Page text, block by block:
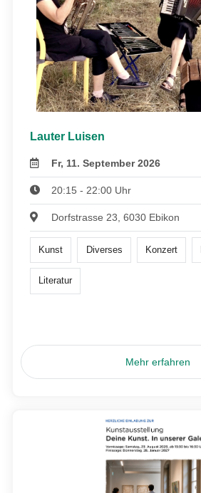
Lauter Luisen
Fr, 11. September 2026
20:15 - 22:00 Uhr
Dorfstrasse 23, 6030 Ebikon
Kunst Diverses Konzert
Literatur
Mehr erfahren